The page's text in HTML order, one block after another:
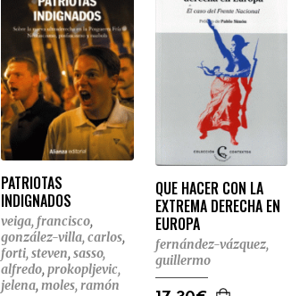
PATRIOTAS
INDIGNADOS
veiga, francisco,
gonzález-villa, carlos,
forti, steven,sasso,
alfredo,prokopljevic,
jelena,moles, ramón
QUE HACER CON LA
EXTREMA DERECHA EN
EUROPA
fernández-vázquez,
guillermo